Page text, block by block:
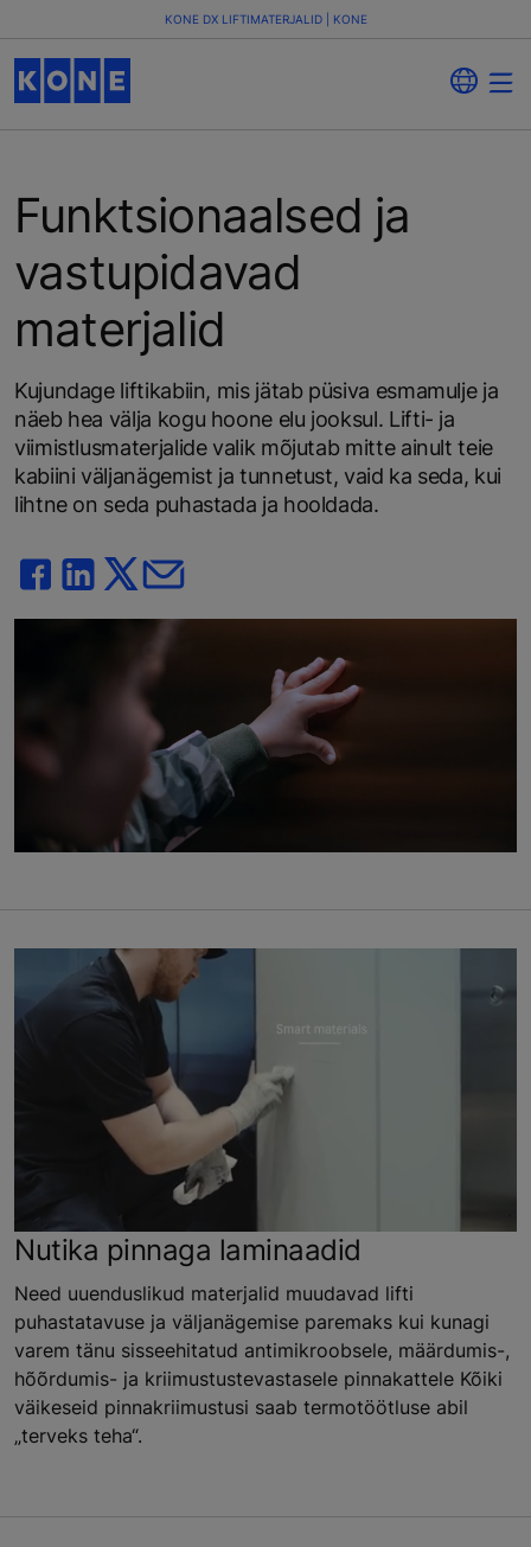
KONE DX LIFTIMATERJALID | KONE
Funktsionaalsed ja
vastupidavad
materjalid
Kujundage liftikabiin, mis jätab püsiva esmamulje ja
näeb hea välja kogu hoone elu jooksul. Lifti- ja
viimistlusmaterjalide valik mõjutab mitte ainult teie
kabiini väljanägemist ja tunnetust, vaid ka seda, kui
lihtne on seda puhastada ja hooldada.
Nutika pinnaga laminaadid
Need uuenduslikud materjalid muudavad lifti
puhastatavuse ja väljanägemise paremaks kui kunagi
varem tänu sisseehitatud antimikroobsele, määrdumis-,
hõõrdumis- ja kriimustustevastasele pinnakattele Kõiki
väikeseid pinnakriimustusi saab termotöötluse abil
„terveks teha“.